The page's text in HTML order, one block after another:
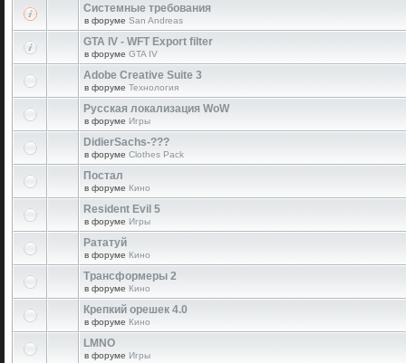
Системные требования
в форуме San Andreas
GTA IV - WFT Export filter
в форуме GTA IV
Adobe Creative Suite 3
в форуме Технология
Русская локализация WoW
в форуме Игры
DidierSachs-???
в форуме Clothes Pack
Постал
в форуме Кино
Resident Evil 5
в форуме Игры
Рататуй
в форуме Кино
Трансформеры 2
в форуме Кино
Крепкий орешек 4.0
в форуме Кино
LMNO
в форуме Игры